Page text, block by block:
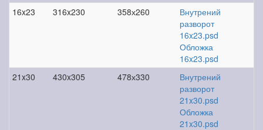
16x23
316x230 358х260
Внутрений
разворот
16x23.psd
Обложка
16x23.psd
21x30
430x305 478х330
Внутрений
разворот
21x30.psd
Обложка
21x30.psd